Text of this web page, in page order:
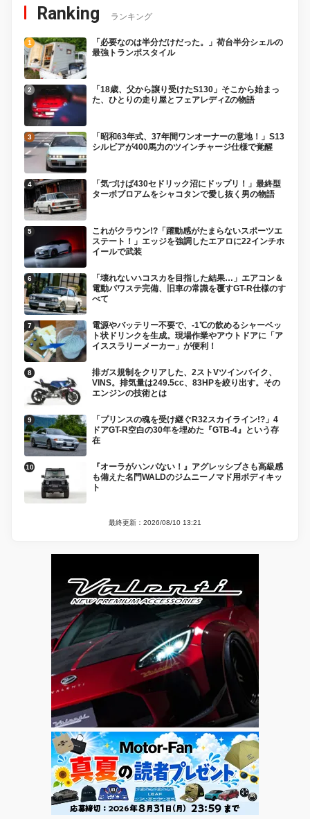
Ranking ランキング
「必要なのは半分だけだった。」荷台半分シェルの
最強トランポスタイル
「18歳、父から譲り受けたS130」そこから始まっ
た、ひとりの走り屋とフェアレディZの物語
「昭和63年式、37年間ワンオーナーの意地！」S13
シルビアが400馬力のツインチャージ仕様で覚醒
「気づけば430セドリック沼にドップリ！」最終型
ターボブロアムをシャコタンで愛し抜く男の物語
これがクラウン!?「躍動感がたまらないスポーツエ
ステート！」エッジを強調したエアロに22インチホ
イールで武装
「壊れないハコスカを目指した結果…」エアコン＆
電動パワステ完備、旧車の常識を覆すGT-R仕様のす
べて
電源やバッテリー不要で、-1℃の飲めるシャーベッ
ト状ドリンクを生成。現場作業やアウトドアに「ア
イススラリーメーカー」が便利！
排ガス規制をクリアした、2ストVツインバイク、
VINS。排気量は249.5cc、83HPを絞り出す。その
エンジンの技術とは
「プリンスの魂を受け継ぐR32スカイライン!?」4
ドアGT-R空白の30年を埋めた『GTB-4』という存
在
『オーラがハンパない！』アグレッシブさも高級感
も備えた名門WALDのジムニーノマド用ボディキッ
ト
最終更新：2026/08/10 13:21